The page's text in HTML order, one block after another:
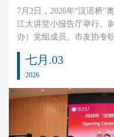
7月2日，2026年“汉语桥”
江大讲堂小报告厅举行。
办）党组成员、市友协专
华团全体师生、校内带队
愿服务中心、外国语学院
的奥地利师生致以热烈欢
中心打造的国...
七月.03
2026